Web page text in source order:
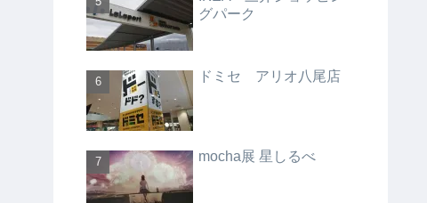
グパーク
ドミセ アリオ八尾店
mocha展 星しるべ